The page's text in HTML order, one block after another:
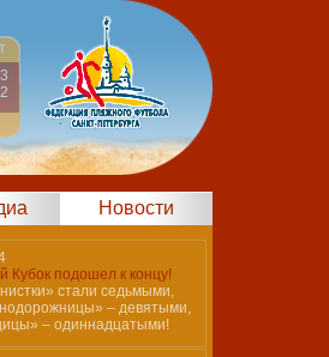
3
2
Новости
Кубок подошел к концу!
стали седьмыми,
– девятыми,
– одиннадцатыми!